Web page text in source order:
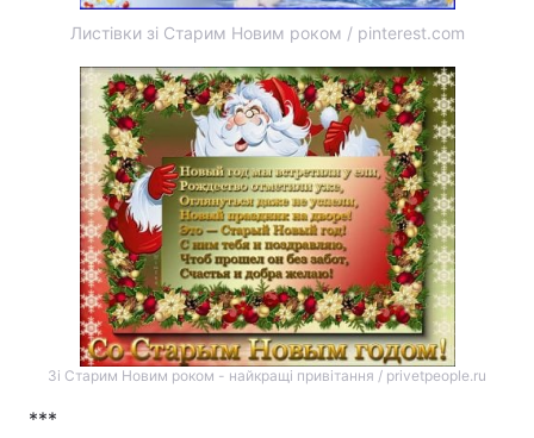
Листівки зі Старим Новим роком / pinterest.com
Зі Старим Новим роком - найкращі привітання / privetpeople.ru
***